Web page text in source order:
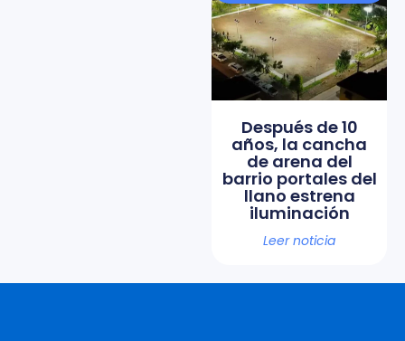
Después de 10
años, la cancha
de arena del
barrio portales del
llano estrena
iluminación
Leer noticia